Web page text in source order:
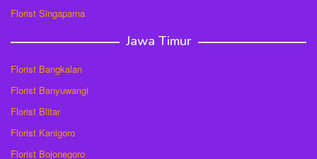
Florist Singaparna
Jawa Timur
Florist Bangkalan
Florist Banyuwangi
Florist Blitar
Florist Kanigoro
Florist Bojonegoro